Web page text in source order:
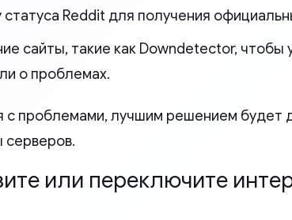
статуса Reddit для получения
сайты, такие как Downdetector, чтобы
о проблемах.
с проблемами, лучшим решением будет
серверов.
или переключите